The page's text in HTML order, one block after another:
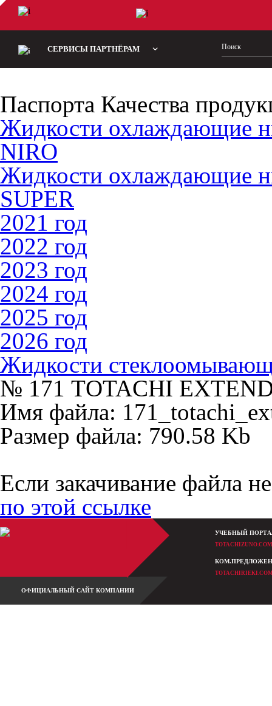
СЕРВИСЫ ПАРТНЁРАМ
Паспорта Качества
Жидкости охлаждающие
NIRO
Жидкости охлаждающие
SUPER
2021 год
2022 год
2023 год
2024 год
2025 год
2026 год
Жидкости
№ 171 ТOTACHI
Имя файла:
Размер файла: 790.58 Kb
Если закачивание файла
по этой ссылке
ОФИЦИАЛЬНЫЙ САЙТ КОМПАНИИ
УЧЕБНЫЙ
TOTACHIZUNO.COM